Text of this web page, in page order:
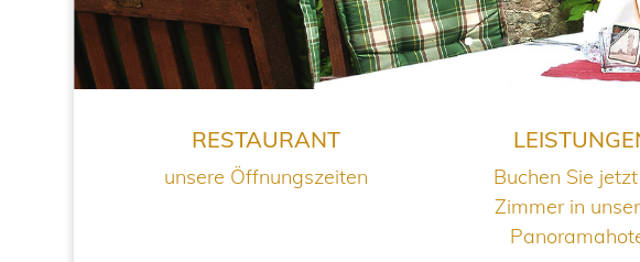
RESTAURANT
unsere Öffnungszeiten
Buchen Sie
Zimmer in